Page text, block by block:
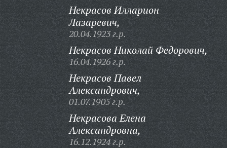
Некрасов Илларион
Лазаревич,
20.04.1923 г.р.
Некрасов Николай Федорович,
16.04.1926 г.р.
Некрасов Павел
Александрович,
01.07.1905 г.р.
Некрасова Елена
Александровна,
16.12.1924 г.р.